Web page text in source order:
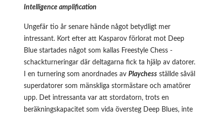
Intelligence amplification
Ungefär tio år senare hände något betydligt mer
intressant. Kort efter att Kasparov förlorat mot Deep
Blue startades något som kallas Freestyle Chess -
schackturneringar där deltagarna fick ta hjälp av datorer.
I en turnering som anordnades av Playchess ställde såväl
superdatorer som mänskliga stormästare och amatörer
upp. Det intressanta var att stordatorn, trots en
beräkningskapacitet som vida översteg Deep Blues, inte